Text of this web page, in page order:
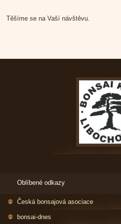
Těšíme se na Vaší návštěvu.
Oblíbené odkazy
Česká bonsajová asociace
bonsai-dnes